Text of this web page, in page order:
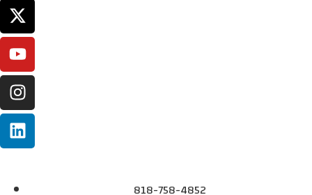
818-758-4852